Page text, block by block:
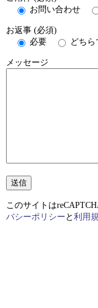
お問い合わせ
お返事 (必須)
必要
どちら
メッセージ
このサイトは
バシーポリシー と 利用